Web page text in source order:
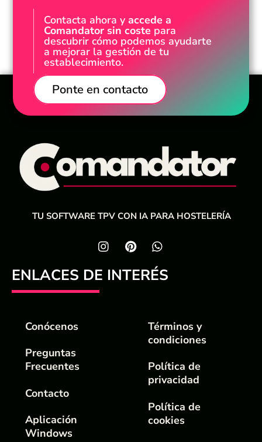
Contacta ahora yaccede a
Comandator sin coste para
descubrir cómo podemos ayudarte
a mejorar la gestión de tu
establecimiento.
Ponte en contacto
TU SOFTWARE TPV CON IA PARA HOSTELERÍA
ENLACES DE INTERÉS
Conócenos
Preguntas
Frecuentes
Contacto
Aplicación
Windows
Términos y
condiciones
Política de
privacidad
Política de
cookies